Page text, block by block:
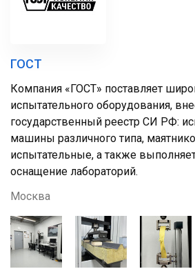
ГОСТ
Компания «ГОСТ» поставляет
испытательного оборудования,
государственный реестр СИ РФ:
машины различного типа,
испытательные, а также
оснащение лабораторий.
Москва